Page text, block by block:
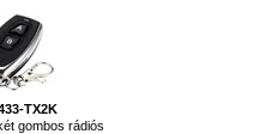
TX2K
gombos rádiós